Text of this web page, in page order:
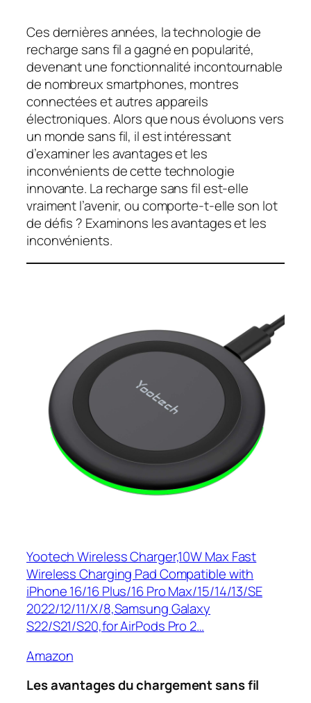
Ces dernières années, la technologie de
recharge sans fil a gagné en popularité,
devenant une fonctionnalité incontournable
de nombreux smartphones, montres
connectées et autres appareils
électroniques. Alors que nous évoluons vers
un monde sans fil, il est intéressant
d’examiner les avantages et les
inconvénients de cette technologie
innovante. La recharge sans fil est-elle
vraiment l’avenir, ou comporte-t-elle son lot
de défis ? Examinons les avantages et les
inconvénients.
Yootech Wireless Charger,10W Max Fast
Wireless Charging Pad Compatible with
iPhone 16/16 Plus/16 Pro Max/15/14/13/SE
2022/12/11/X/8,Samsung Galaxy
S22/S21/S20,for AirPods Pro 2…
Amazon
Les avantages du chargement sans fil